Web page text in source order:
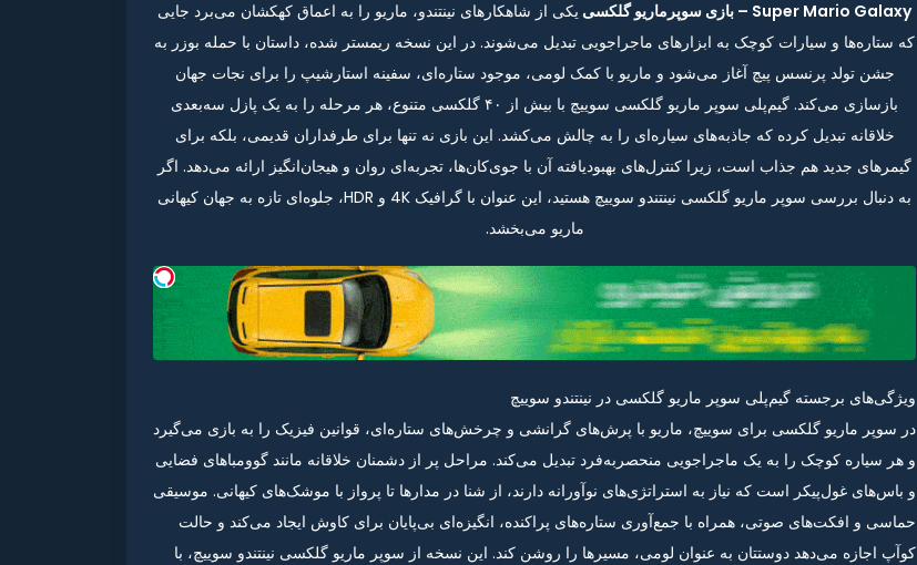
Super Mario Galaxy – بازی سوپرماریو گلکسی
یکی از شاهکارهای نینتندو، ماریو را به اعماق کهکشان می‌برد جایی
که ستاره‌ها و سیارات کوچک به ابزارهای ماجراجویی تبدیل می‌شوند. در این نسخه ریمستر شده، داستان با حمله بوزر به
جشن تولد پرنسس پیچ آغاز می‌شود و ماریو با کمک لومی، موجود ستاره‌ای، سفینه استارشیپ را برای نجات جهان
بازسازی می‌کند. گیم‌پلی سوپر ماریو گلکسی سوییچ با بیش از ۴۰ گلکسی متنوع، هر مرحله را به یک پازل سه‌بعدی
خلاقانه تبدیل کرده که جاذبه‌های سیاره‌ای را به چالش می‌کشد. این بازی نه تنها برای طرفداران قدیمی، بلکه برای
گیمرهای جدید هم جذاب است، زیرا کنترل‌های بهبودیافته آن با جوی‌کان‌ها، تجربه‌ای روان و هیجان‌انگیز ارائه می‌دهد. اگر
به دنبال بررسی سوپر ماریو گلکسی نینتندو سوییچ هستید، این عنوان با گرافیک 4K و HDR، جلوه‌ای تازه به جهان کیهانی
ماریو می‌بخشد.
ویژگی‌های برجسته گیم‌پلی سوپر ماریو گلکسی در نینتندو سوییچ
در سوپر ماریو گلکسی برای سوییچ، ماریو با پرش‌های گرانشی و چرخش‌های ستاره‌ای، قوانین فیزیک را به بازی می‌گیرد
و هر سیاره کوچک را به یک ماجراجویی منحصربه‌فرد تبدیل می‌کند. مراحل پر از دشمنان خلاقانه مانند گوومبا‌های فضایی
و باس‌های غول‌پیکر است که نیاز به استراتژی‌های نوآورانه دارند، از شنا در مدارها تا پرواز با موشک‌های کیهانی. موسیقی
حماسی و افکت‌های صوتی، همراه با جمع‌آوری ستاره‌های پراکنده، انگیزه‌ای بی‌پایان برای کاوش ایجاد می‌کند و حالت
کوآپ اجازه می‌دهد دوستتان به عنوان لومی، مسیرها را روشن کند. این نسخه از سوپر ماریو گلکسی نینتندو سوییچ، با